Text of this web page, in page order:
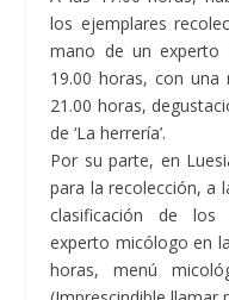
los ejemplares
mano de un experto
19.00 horas, con una
21.00 horas,
de ‘La herrería’.
Por su parte, en
para la recolección, a
clasificación de los
experto micólogo en
horas, menú